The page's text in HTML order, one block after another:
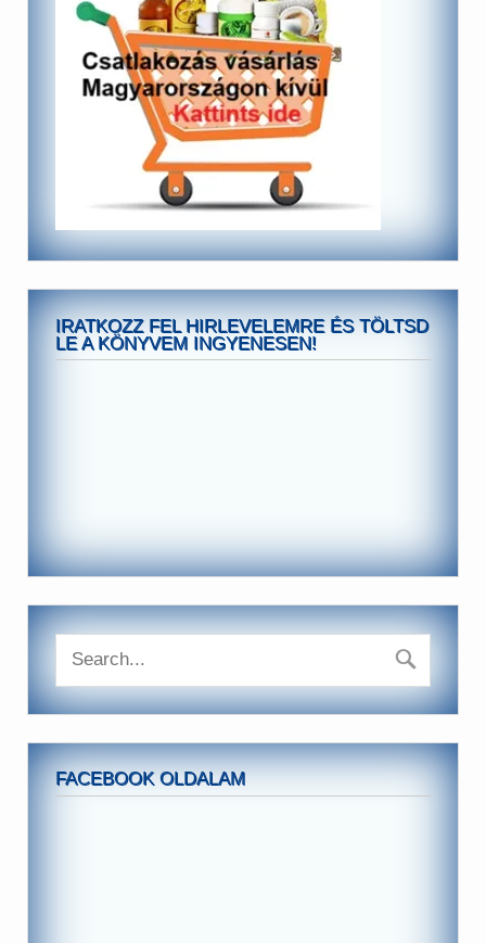
IRATKOZZ FEL HIRLEVELEMRE ÉS TÖLTSD
LE A KÖNYVEM INGYENESEN!
FACEBOOK OLDALAM